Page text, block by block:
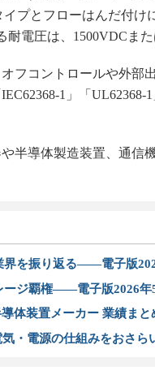
プとフローはんだ付け
電圧は、1500VDCまた
フコントロールや外部
1」「UL62368-1
半導体製造装置、通信
界を振り返る――電子版
ージ覇権――電子版2026年
体装置メーカー 業績まと
・電源の仕組みをおさら